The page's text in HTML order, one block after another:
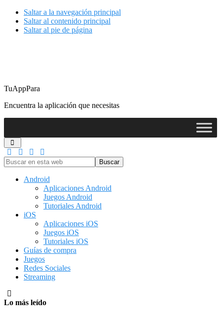
Saltar a la navegación principal
Saltar al contenido principal
Saltar al pie de página
TuAppPara
Encuentra la aplicación que necesitas
Buscar
en
Android
Aplicaciones Android
Juegos Android
Tutoriales Android
iOS
Aplicaciones iOS
Juegos iOS
Tutoriales iOS
Guías de compra
Juegos
Redes Sociales
Streaming
Lo más leído